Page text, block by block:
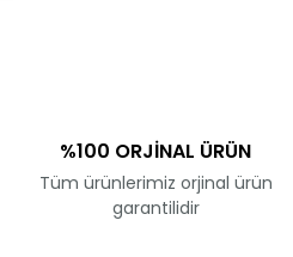
%100 ORJİNAL ÜRÜN
Tüm ürünlerimiz orjinal ürün
garantilidir